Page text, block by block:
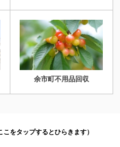
余市町不用品回収
をタップするとひらきます）